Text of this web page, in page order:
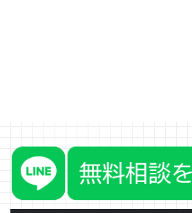
説明されていることの一つに、
「相手が理解しているかを確認せ
ずに話し続けてしまいがちなの
で、相手に確認をしましょう」と